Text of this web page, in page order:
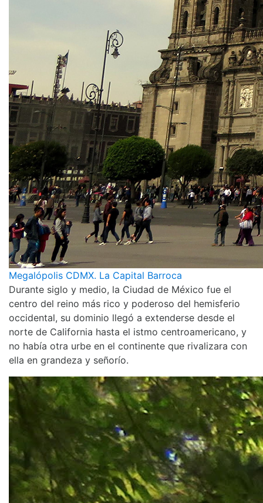
Megalópolis CDMX. La Capital Barroca
Durante siglo y medio, la Ciudad de México fue el
centro del reino más rico y poderoso del hemisferio
occidental, su dominio llegó a extenderse desde el
norte de California hasta el istmo centroamericano, y
no había otra urbe en el continente que rivalizara con
ella en grandeza y señorío.